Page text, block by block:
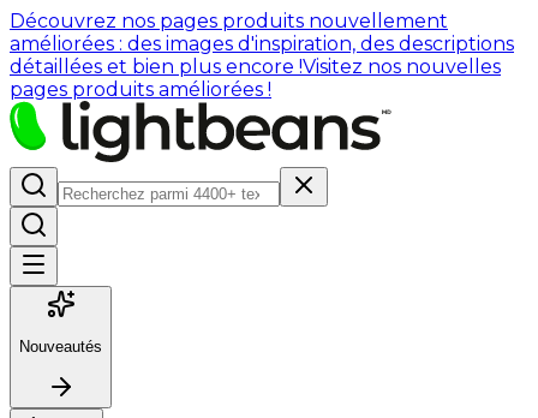
Découvrez nos pages produits nouvellement
améliorées : des images d'inspiration, des descriptions
détaillées et bien plus encore !Visitez nos nouvelles
pages produits améliorées !
Nouveautés